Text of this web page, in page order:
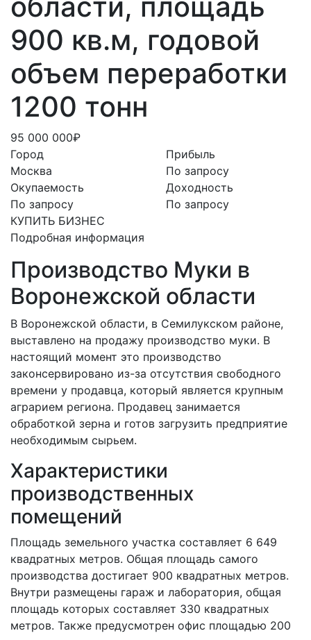
900 кв.м, годовой
объем переработки
1200 тонн
95 000 000₽
Город
Москва
Окупаемость
По запросу
КУПИТЬ БИЗНЕС
Прибыль
По запросу
Доходность
По запросу
Подробная информация
Производство Муки в
Воронежской области
В Воронежской области, в Семилукском районе,
выставлено на продажу производство муки. В
настоящий момент это производство
законсервировано из-за отсутствия свободного
времени у продавца, который является крупным
аграрием региона. Продавец занимается
обработкой зерна и готов загрузить предприятие
необходимым сырьем.
Характеристики
производственных
помещений
Площадь земельного участка составляет 6 649
квадратных метров. Общая площадь самого
производства достигает 900 квадратных метров.
Внутри размещены гараж и лаборатория, общая
площадь которых составляет 330 квадратных
метров. Также предусмотрен офис площадью 200